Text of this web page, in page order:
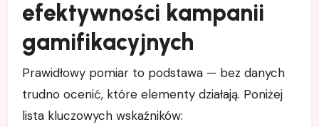
efektywności kampanii
gamifikacyjnych
Prawidłowy pomiar to podstawa — bez danych
trudno ocenić, które elementy działają. Poniżej
lista kluczowych wskaźników: